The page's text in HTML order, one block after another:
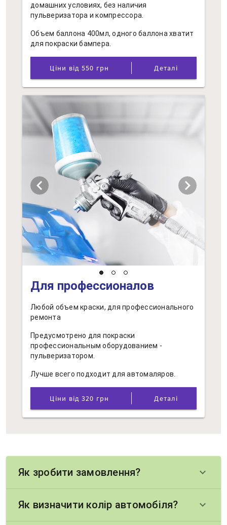
домашних условиях, без наличия
пульверизатора и компрессора.
Объем баллона 400мл, одного баллона хватит
для покраски бампера.
Ціни від 550 грн Деталі
chevron_left chevron_right
Для профессионалов
Любой объем краски, для профессионального
ремонта
Предусмотрено для покраски
профессиональным оборудованием -
пульверизатором.
Лучше всего подходит для автомаляров.
Ціни від 320 грн Деталі
Як зробити замовлення? keyboard_arrow_down
Як визначити колір автомобіля? keyboard_arrow_down